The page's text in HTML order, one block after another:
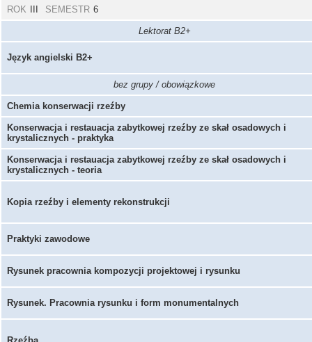
ROK SEMESTR 6
Lektorat B2+
Język angielski B2+
bez grupy / obowiązkowe
Chemia konserwacji rzeźby
Konserwacja i restauacja zabytkowej rzeźby ze skał osadowych i
krystalicznych - praktyka
Konserwacja i restauacja zabytkowej rzeźby ze skał osadowych i
krystalicznych - teoria
Kopia rzeźby i elementy rekonstrukcji
Praktyki zawodowe
Rysunek pracownia kompozycji projektowej i rysunku
Rysunek. Pracownia rysunku i form monumentalnych